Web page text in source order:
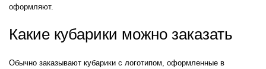
оформляют.
Какие кубарики можно заказать
Обычно заказывают кубарики с логотипом, оформленные в